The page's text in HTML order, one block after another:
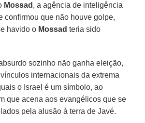
Mossad , a agência de inteligência
confirmou que não houve golpe,
havido o Mossad teria sido
sozinho não ganha eleição,
internacionais da extrema
o Israel é um símbolo, ao
que acena aos evangélicos que se
pela alusão à terra de Javé.